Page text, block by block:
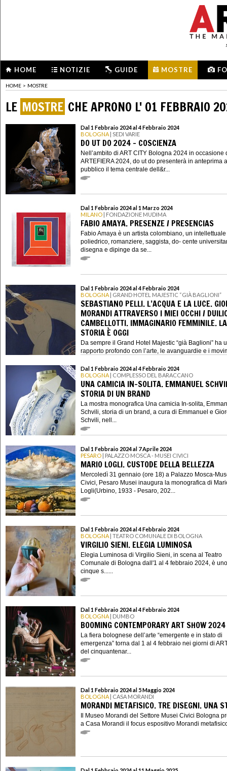
HOME NOTIZIE GUIDE MOSTRE
HOME > MOSTRE
LE MOSTRE CHE APRONO L' 01 FEBBRAIO
Dal 1 Febbraio 2024 al 4 Febbraio 2024
BOLOGNA | SEDI VARIE
DO UT DO 2024 - COSCIENZA
Nell’ambito di ART CITY Bologna 2024 in occasione
ARTEFIERA 2024, do ut do presenterà in anteprima
pubblico il tema centrale dell&r...
Dal 1 Febbraio 2024 al 1 Marzo 2024
MILANO | FONDAZIONE MUDIMA
FABIO AMAYA. PRESENZE / PRESENCIAS
Fabio Amaya è un artista colombiano, un intellettuale
poliedrico, romanziere, saggista, do- cente
disegna e dipinge da se...
Dal 1 Febbraio 2024 al 4 Febbraio 2024
BOLOGNA | GRAND HOTEL MAJESTIC “GIÀ BAGLIONI”
SEBASTIANO PELLI. L’ACQUA E LA LUCE.
MORANDI ATTRAVERSO I MIEI OCCHI /
CAMBELLOTTI. IMMAGINARIO FEMMINILE. LA
STORIA È OGGI
Da sempre il Grand Hotel Majestic “già Baglioni” ha
rapporto profondo con l’arte, le avanguardie e i
Dal 1 Febbraio 2024 al 4 Febbraio 2024
BOLOGNA | COMPLESSO DEL BARACCANO
UNA CAMICIA IN-SOLITA. EMMANUEL
STORIA DI UN BRAND
La mostra monografica Una camicia In-solita,
Schvili, storia di un brand, a cura di Emmanuel e
Schvili, nell...
Dal 1 Febbraio 2024 al 7 Aprile 2024
PESARO | PALAZZO MOSCA - MUSEI CIVICI
MARIO LOGLI. CUSTODE DELLA BELLEZZA
Mercoledì 31 gennaio (ore 18) a Palazzo Mosca-
Civici, Pesaro Musei inaugura la monografica di
Logli(Urbino, 1933 - Pesaro, 202...
Dal 1 Febbraio 2024 al 4 Febbraio 2024
BOLOGNA | TEATRO COMUNALE DI BOLOGNA
VIRGILIO SIENI. ELEGIA LUMINOSA
Elegia Luminosa di Virgilio Sieni, in scena al Teatro
Comunale di Bologna dall'1 al 4 febbraio 2024, è
cinque s......
Dal 1 Febbraio 2024 al 4 Febbraio 2024
BOLOGNA | DUMBO
BOOMING CONTEMPORARY ART SHOW 2024
La fiera bolognese dell’arte “emergente e in stato di
emergenza” torna dal 1 al 4 febbraio nei giorni di
del cinquantenar...
Dal 1 Febbraio 2024 al 5 Maggio 2024
BOLOGNA | CASA MORANDI
MORANDI METAFISICO. TRE DISEGNI. UNA
Il Museo Morandi del Settore Musei Civici Bologna
a Casa Morandi il focus espositivo Morandi